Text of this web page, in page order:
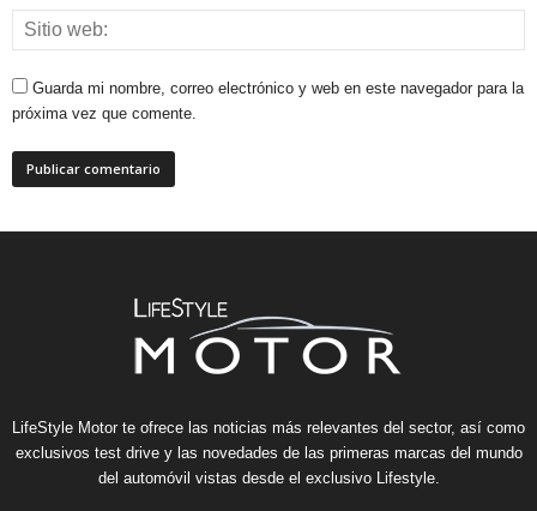
Guarda mi nombre, correo electrónico y web en este navegador para la
próxima vez que comente.
LifeStyle Motor te ofrece las noticias más relevantes del sector, así como
exclusivos test drive y las novedades de las primeras marcas del mundo
del automóvil vistas desde el exclusivo Lifestyle.